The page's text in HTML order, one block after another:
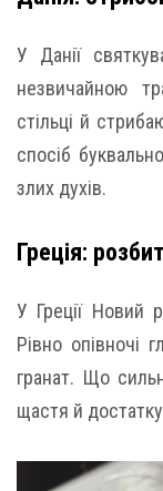
У Данії
незвичайною
стільці й
спосіб
злих духів.
Греція:
У Греції Новий
Рівно опівночі
гранат. Що
щастя й